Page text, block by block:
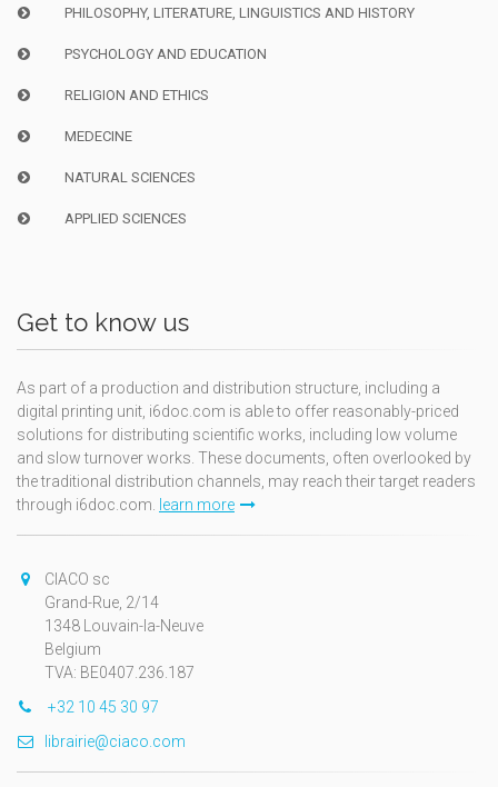
PHILOSOPHY, LITERATURE, LINGUISTICS AND HISTORY
PSYCHOLOGY AND EDUCATION
RELIGION AND ETHICS
MEDECINE
NATURAL SCIENCES
APPLIED SCIENCES
Get to know us
As part of a production and distribution structure, including a
digital printing unit, i6doc.com is able to offer reasonably-priced
solutions for distributing scientific works, including low volume
and slow turnover works. These documents, often overlooked by
the traditional distribution channels, may reach their target readers
through i6doc.com.
learn more
CIACO sc
Grand-Rue, 2/14
1348 Louvain-la-Neuve
Belgium
TVA: BE0407.236.187
+32 10 45 30 97
librairie@ciaco.com